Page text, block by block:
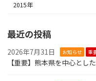
2015年
最近の投稿
2026年7月31日 お知らせ 重
【重要】熊本県を中心とし